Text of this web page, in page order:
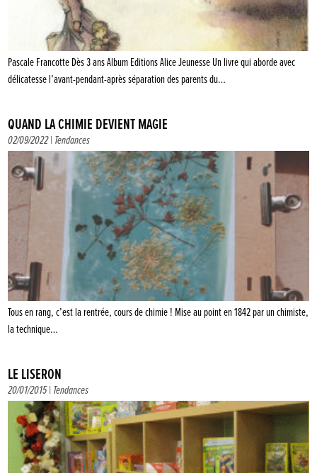
Pascale Francotte Dès 3 ans Album Editions Alice Jeunesse Un livre qui aborde avec
délicatesse l’avant-pendant-après séparation des parents du…
QUAND LA CHIMIE DEVIENT MAGIE
02/09/2022 |Tendances
Tous en rang, c’est la rentrée, cours de chimie ! Mise au point en 1842 par un chimiste,
la technique…
LE LISERON
20/01/2015 |Tendances